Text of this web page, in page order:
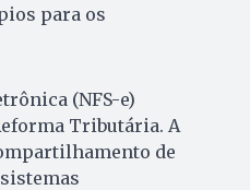
para os
(NFS-e)
Tributária. A
de